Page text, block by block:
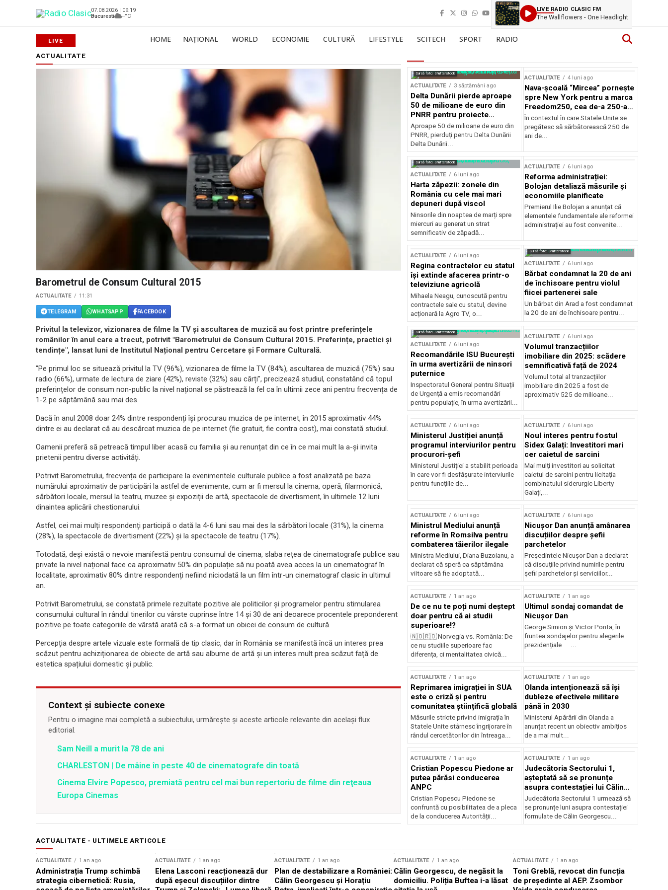
07.08.2026 | 09:19
Bucuresti
--°C
LIVE RADIO CLASIC FM
The Wallflowers - One Headlight
HOME NAȚIONAL WORLD ECONOMIE CULTURĂ LIFESTYLE SCITECH SPORT RADIO
ACTUALITATE
Barometrul de Consum Cultural 2015
ACTUALITATE 11:31
TELEGRAM WHATSAPP FACEBOOK
Privitul la televizor, vizionarea de filme la TV și ascultarea de muzică au fost printre preferințele
românilor în anul care a trecut, potrivit "Barometrului de Consum Cultural 2015. Preferințe, practici și
tendințe", lansat luni de Institutul Național pentru Cercetare și Formare Culturală.
"Pe primul loc se situează privitul la TV (96%), vizionarea de filme la TV (84%), ascultarea de muzică (75%) sau
radio (66%), urmate de lectura de ziare (42%), reviste (32%) sau cărți", precizează studiul, constatând că topul
preferințelor de consum non-public la nivel național se păstrează la fel ca în ultimii zece ani pentru frecvența de
1-2 pe săptămână sau mai des.
Dacă în anul 2008 doar 24% dintre respondenți își procurau muzica de pe internet, în 2015 aproximativ 44%
dintre ei au declarat că au descărcat muzica de pe internet (fie gratuit, fie contra cost), mai constată studiul.
Oamenii preferă să petreacă timpul liber acasă cu familia și au renunțat din ce în ce mai mult la a-și invita
prietenii pentru diverse activități.
Potrivit Barometrului, frecvența de participare la evenimentele culturale publice a fost analizată pe baza
numărului aproximativ de participări la astfel de evenimente, cum ar fi mersul la cinema, operă, filarmonică,
sărbători locale, mersul la teatru, muzee și expoziții de artă, spectacole de divertisment, în ultimele 12 luni
dinaintea aplicării chestionarului.
Astfel, cei mai mulți respondenți participă o dată la 4-6 luni sau mai des la sărbători locale (31%), la cinema
(28%), la spectacole de divertisment (22%) și la spectacole de teatru (17%).
Totodată, deși există o nevoie manifestă pentru consumul de cinema, slaba rețea de cinematografe publice sau
private la nivel național face ca aproximativ 50% din populație să nu poată avea acces la un cinematograf în
localitate, aproximativ 80% dintre respondenți nefiind niciodată la un film într-un cinematograf clasic în ultimul
an.
Potrivit Barometrului, se constată primele rezultate pozitive ale politicilor și programelor pentru stimularea
consumului cultural în rândul tinerilor cu vârste cuprinse între 14 și 30 de ani deoarece procentele preponderent
pozitive pe toate categoriile de vârstă arată că s-a format un obicei de consum de cultură.
Percepția despre artele vizuale este formală de tip clasic, dar în România se manifestă încă un interes prea
scăzut pentru achiziționarea de obiecte de artă sau albume de artă și un interes mult prea scăzut față de
estetica spațiului domestic și public.
Context și subiecte conexe
Pentru o imagine mai completă a subiectului, urmărește și aceste articole relevante din același flux
editorial.
Sam Neill a murit la 78 de ani
CHARLESTON | De mâine în peste 40 de cinematografe din toată
Cinema Elvire Popesco, premiată pentru cel mai bun repertoriu de filme din reţeaua
Europa Cinemas
Sursă foto: Shutterstock
ACTUALITATE 3 săptămâni ago
Delta Dunării pierde aproape
50 de milioane de euro din
PNRR pentru proiecte
esențiale
Aproape 50 de milioane de euro din
PNRR, pierduți pentru Delta Dunării
Delta Dunării...
ACTUALITATE 4 luni ago
Nava-școală “Mircea” pornește
spre New York pentru a marca
Freedom250, cea de-a 250-a
aniversare a Statelor Unite
În contextul în care Statele Unite se
pregătesc să sărbătorească 250 de
ani de...
Sursă foto: Shutterstock
ACTUALITATE 6 luni ago
Harta zăpezii: zonele din
România cu cele mai mari
depuneri după viscol
Ninsorile din noaptea de marți spre
miercuri au generat un strat
semnificativ de zăpadă...
ACTUALITATE 6 luni ago
Reforma administrației:
Bolojan detaliază măsurile și
economiile planificate
Premierul Ilie Bolojan a anunțat că
elementele fundamentale ale reformei
administrației au fost convenite...
ACTUALITATE 6 luni ago
Regina contractelor cu statul
își extinde afacerea printr-o
televiziune agricolă
Mihaela Neagu, cunoscută pentru
contractele sale cu statul, devine
acționară la Agro TV, o...
Sursă foto: Shutterstock
ACTUALITATE 6 luni ago
Bărbat condamnat la 20 de ani
de închisoare pentru violul
fiicei partenerei sale
Un bărbat din Arad a fost condamnat
la 20 de ani de închisoare pentru...
Sursă foto: Shutterstock
ACTUALITATE 6 luni ago
Recomandările ISU București
în urma avertizării de ninsori
puternice
Inspectoratul General pentru Situații
de Urgență a emis recomandări
pentru populație, în urma avertizării...
ACTUALITATE 6 luni ago
Volumul tranzacțiilor
imobiliare din 2025: scădere
semnificativă față de 2024
Volumul total al tranzacțiilor
imobiliare din 2025 a fost de
aproximativ 525 de milioane...
ACTUALITATE 6 luni ago
Ministerul Justiției anunță
programul interviurilor pentru
procurori-șefi
Ministerul Justiției a stabilit perioada
în care vor fi desfășurate interviurile
pentru funcțiile de...
ACTUALITATE 6 luni ago
Noul interes pentru fostul
Sidex Galați: Investitori mari
cer caietul de sarcini
Mai mulți investitori au solicitat
caietul de sarcini pentru licitația
combinatului siderurgic Liberty
Galați,...
ACTUALITATE 6 luni ago
Ministrul Mediului anunță
reforme în Romsilva pentru
combaterea tăierilor ilegale
Ministra Mediului, Diana Buzoianu, a
declarat că speră ca săptămâna
viitoare să fie adoptată...
ACTUALITATE 6 luni ago
Nicușor Dan anunță amânarea
discuțiilor despre șefii
parchetelor
Președintele Nicușor Dan a declarat
că discuțiile privind numirile pentru
șefii parchetelor și serviciilor...
ACTUALITATE 1 an ago
De ce nu te poți numi deștept
doar pentru că ai studii
superioare!?
🇳🇴🇷🇴 Norvegia vs. România: De
ce nu studiile superioare fac
diferența, ci mentalitatea civică...
ACTUALITATE 1 an ago
Ultimul sondaj comandat de
Nicușor Dan
George Simion și Victor Ponta, în
fruntea sondajelor pentru alegerile
prezidențiale ...
ACTUALITATE 1 an ago
Reprimarea imigrației în SUA
este o criză și pentru
comunitatea științifică globală
Măsurile stricte privind imigrația în
Statele Unite stârnesc îngrijorare în
rândul cercetătorilor din întreaga...
ACTUALITATE 1 an ago
Olanda intenționează să își
dubleze efectivele militare
până în 2030
Ministerul Apărării din Olanda a
anunțat recent un obiectiv ambițios
de a mai mult...
ACTUALITATE 1 an ago
Cristian Popescu Piedone ar
putea părăsi conducerea
ANPC
Cristian Popescu Piedone se
confruntă cu posibilitatea de a pleca
de la conducerea Autorității...
ACTUALITATE 1 an ago
Judecătoria Sectorului 1,
așteptată să se pronunțe
asupra contestației lui Călin
Georgescu privind controlul
judiciar
Judecătoria Sectorului 1 urmează să
se pronunțe luni asupra contestației
formulate de Călin Georgescu...
ACTUALITATE - ULTIMELE ARTICOLE
ACTUALITATE 1 an ago
Administrația Trump schimbă
strategia cibernetică: Rusia,
ACTUALITATE 1 an ago
Elena Lasconi reacționează dur
după eșecul discuțiilor dintre
ACTUALITATE 1 an ago
Plan de destabilizare a României:
Călin Georgescu și Horațiu
ACTUALITATE 1 an ago
Călin Georgescu, de negăsit la
domiciliu. Poliția Buftea i-a lăsat
ACTUALITATE 1 an ago
Toni Greblă, revocat din funcția
de președinte al AEP. Zsombor